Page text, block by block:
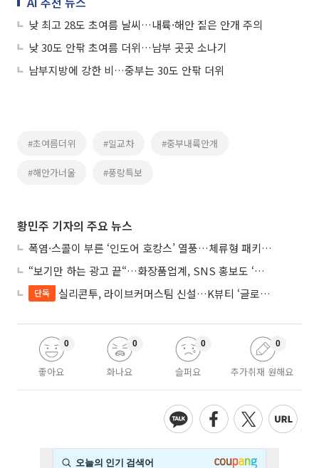
낮 최고 28도 초여름 날씨…내륙·해안 짙은 안개 주의
낮 30도 안팎 초여름 더위…남부 곳곳 소나기
남부지방에 강한 비…중부는 30도 안팎 더위
#초여름더위 #일교차 #중부내륙안개
#해안가너울 #풍랑특보
황민주 기자의 주요 뉴스
폭염·스콜이 부른 ‘인도어 호캉스’ 열풍…체류형 패키지 뜬다
“보기만 하는 광고 끝“…화장품업계, SNS 홍보도 ‘참여형 콘텐츠’로 변모
단독 실리콘투, 라이브커머스팀 신설…K뷰티 ‘글로벌 판매망’ 확대
좋아요
0
화나요
0
슬퍼요
0
추가취재 원해요
0